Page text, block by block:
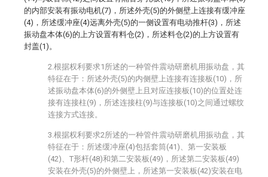
的内部安装有振动电机(7)，所述外壳(5)的外侧壁上连接有缓冲座
(4)，所述缓冲座(4)远离外壳(5)的一侧设置有电动推杆(3)，所述
振动盘本体(6)的上方设置有料仓(2)，所述料仓(2)的上方设置有
封盖(1)。
2.根据权利要求1所述的一种管件震动研磨机用振动盘，其
特征在于：所述外壳(5)的内侧壁上连接有连接板(10)，所
述振动盘本体(6)的外侧壁上且对应连接板(10)的位置处连
接有连接柱(9)，所述连接柱(9)与连接板(10)之间通过螺纹
连接方式连接。
3.根据权利要求2所述的一种管件震动研磨机用振动盘，其
特征在于：所述缓冲座(4)包括套筒(41)、第一安装板
(42)、T形杆(48)和第二安装板(49)，所述第二安装板(49)
安装在外壳(5)的外侧壁上，所述第一安装板(42)安装在电